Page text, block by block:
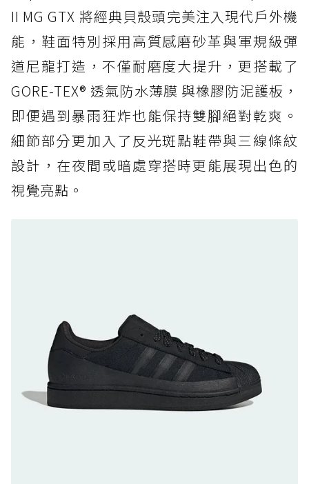
防水鞋推薦 5. Salomon XT-6 GORE-TEX：潮
人必備山系鞋王！防滑、防水與街頭顏值一次攻
頂
防水鞋推薦 6. HOKA Stinson Evo GTX：越野
復刻厚底，GORE-TEX 防水與增高神器一次滿
防水鞋推薦 7. Timberland Motion Access：
黃靴同級頂級防水，輕量化工裝健走鞋雨天必備
防水鞋推薦 7. Timberland Motion Access：
黃靴同級頂級防水，輕量化工裝健走鞋雨天必備
防水鞋推薦 10. PUMA Voyage NITRO™ 4
GORE-TEX：氮氣中底注入，回彈與防滑兼具的
全天候越野跑鞋
防水鞋推薦 11. On Cloudhorizon 2 WP：腳
感軟彈、搭載 Missiongrip™ 的防水輕越野鞋
II MG GTX 將經典貝殼頭完美注入現代戶外機
能，鞋面特別採用高質感磨砂革與軍規級彈
道尼龍打造，不僅耐磨度大提升，更搭載了
GORE-TEX® 透氣防水薄膜 與橡膠防泥護板，
即便遇到暴雨狂炸也能保持雙腳絕對乾爽。
細節部分更加入了反光斑點鞋帶與三線條紋
設計，在夜間或暗處穿搭時更能展現出色的
視覺亮點。